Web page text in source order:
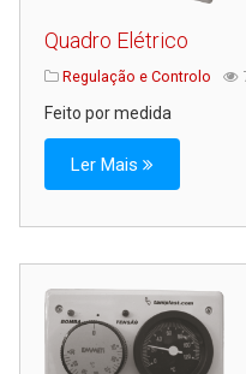
Quadro Elétrico
Regulação e Controlo
Feito por medida
Ler Mais